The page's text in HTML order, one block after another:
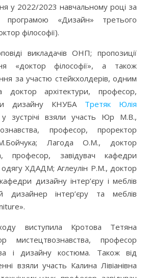
у 2022/2023 навчальному році за
програмою «Дизайн» третього
філософії).
викладачів ОНП; пропозиції
«доктор філософії», а також
за участю стейкхолдерів, одним
доктор архітектури, професор,
дизайну КНУБА Третяк Юлія
зустрічі взяли участь Юр М.В.,
професор, проректор
Лагода О.М., доктор
професор, завідувач кафедри
ХДАДМ; Аглеулін Р.М., доктор
дизайну інтер’єру і меблів
дизайнер інтер’єру та меблів
виступила Кротова Тетяна
мистецтвознавства, професор
і дизайну костюма. Також від
взяли участь Калина Лівіанівна